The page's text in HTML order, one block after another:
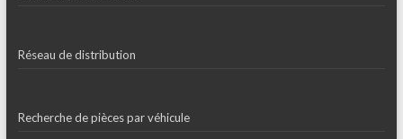
Réseau de distribution
Recherche de pièces par véhicule